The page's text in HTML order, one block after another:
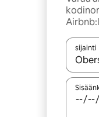
sijainti
Kun